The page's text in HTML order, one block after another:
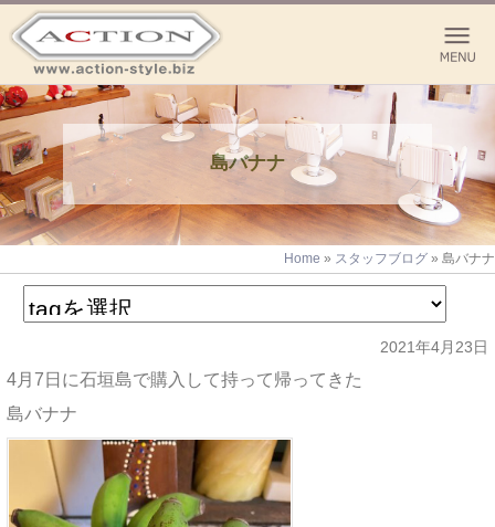
島バナナ
Home » スタッフブログ » 島バナナ
2021年4月23日
4月7日に石垣島で購入して持って帰ってきた
島バナナ